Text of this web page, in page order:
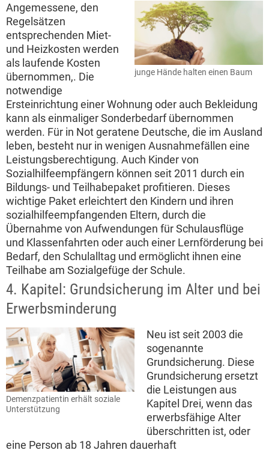
junge Hände halten einen Baum
Angemessene, den
Regelsätzen
entsprechenden Miet-
und Heizkosten werden
als laufende Kosten
übernommen,. Die
notwendige
Ersteinrichtung einer Wohnung oder auch Bekleidung
kann als einmaliger Sonderbedarf übernommen
werden. Für in Not geratene Deutsche, die im Ausland
leben, besteht nur in wenigen Ausnahmefällen eine
Leistungsberechtigung. Auch Kinder von
Sozialhilfeempfängern können seit 2011 durch ein
Bildungs- und Teilhabepaket profitieren. Dieses
wichtige Paket erleichtert den Kindern und ihren
sozialhilfeempfangenden Eltern, durch die
Übernahme von Aufwendungen für Schulausflüge
und Klassenfahrten oder auch einer Lernförderung bei
Bedarf, den Schulalltag und ermöglicht ihnen eine
Teilhabe am Sozialgefüge der Schule.
4. Kapitel: Grundsicherung im Alter und bei
Erwerbsminderung
Demenzpatientin erhält soziale
Unterstützung
Neu ist seit 2003 die
sogenannte
Grundsicherung. Diese
Grundsicherung ersetzt
die Leistungen aus
Kapitel Drei, wenn das
erwerbsfähige Alter
überschritten ist, oder
eine Person ab 18 Jahren dauerhaft